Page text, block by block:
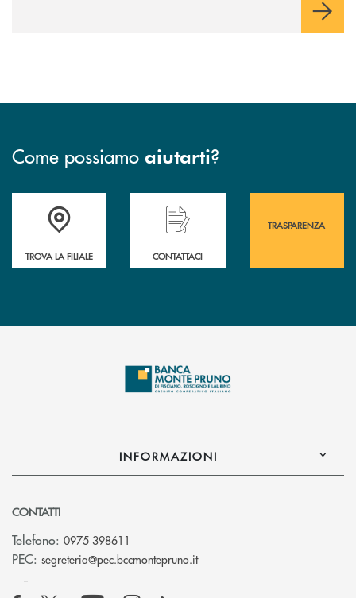
Come possiamo aiutarti?
Accedi all' elenco completo&nbsp; delle&nbsp; filiali&nbsp; di Banca
TROVA LA FILIALE
Hai bisogno di assistenza immediata?
CONTATTACI
TRASPARENZA
INFORMAZIONI
CONTATTI
Telefono: 0975 398611
PEC: segreteria@pec.bccmontepruno.it(si apre l’app di posta